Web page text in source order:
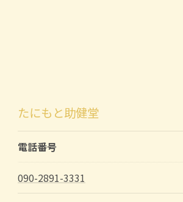
たにもと助健堂
電話番号
090-2891-3331